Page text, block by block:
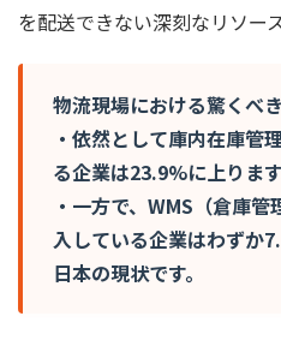
を配送できない深刻なリソー
物流現場における驚くべ
・依然として庫内在庫管
る企業は23.9%に上ります
・一方で、WMS（倉庫
入している企業はわずか
日本の現状です。